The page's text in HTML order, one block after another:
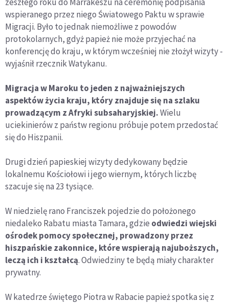
wspieranego przez niego Światowego Paktu w sprawie
Migracji. Było to jednak niemożliwe z powodów
protokolarnych, gdyż papież nie może przyjechać na
konferencję do kraju, w którym wcześniej nie złożył wizyty -
wyjaśnił rzecznik Watykanu.
Migracja w Maroku to jeden z najważniejszych
aspektów życia kraju, który znajduje się na szlaku
prowadzącym z Afryki subsaharyjskiej.Wielu
uciekinierów z państw regionu próbuje potem przedostać
się do Hiszpanii.
Drugi dzień papieskiej wizyty dedykowany będzie
lokalnemu Kościołowi i jego wiernym, których liczbę
szacuje się na 23 tysiące.
W niedzielę rano Franciszek pojedzie do położonego
niedaleko Rabatu miasta Tamara, gdzie odwiedzi wiejski
ośrodek pomocy społecznej, prowadzony przez
hiszpańskie zakonnice, które wspierają najuboższych,
leczą ich i kształcą. Odwiedziny te będą miały charakter
prywatny.
W katedrze świętego Piotra w Rabacie papież spotka się z